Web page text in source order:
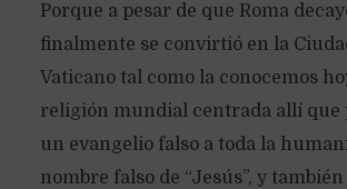
Porque a pesar de que Roma
finalmente se convirtió en la
Vaticano tal como la conocemos
religión mundial centrada allí que
un evangelio falso a toda la
nombre falso de “Jesús”, y